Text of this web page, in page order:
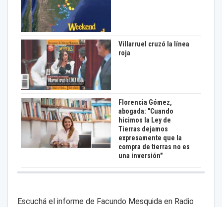
Villarruel cruzó la línea
roja
Florencia Gómez,
abogada: "Cuando
hicimos la Ley de
Tierras dejamos
expresamente que la
compra de tierras no es
una inversión"
Escuchá el informe de Facundo Mesquida en Radio